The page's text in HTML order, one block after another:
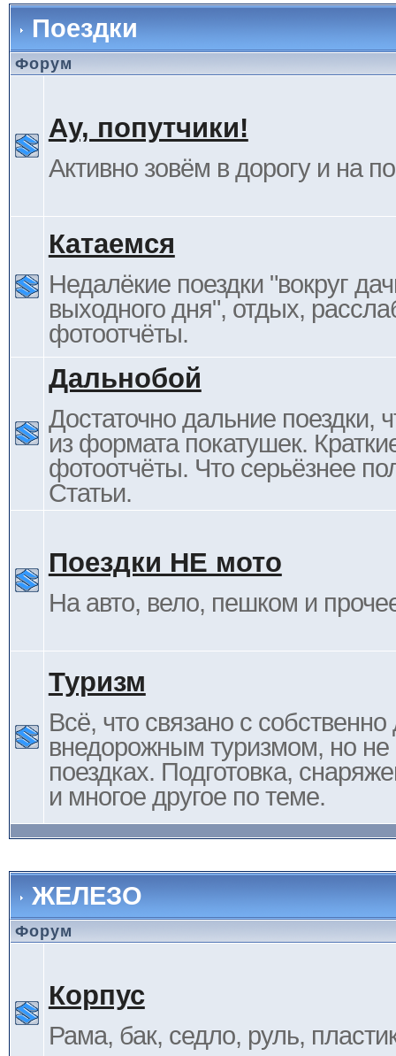
Поездки
Форум
Ау, попутчики!
Активно зовём в дорогу и на
Катаемся
Недалёкие поездки "вокруг
выходного дня", отдых,
фотоотчёты.
Дальнобой
Достаточно дальние поездки,
из формата покатушек.
фотоотчёты. Что серьёзнее
Статьи.
Поездки НЕ мото
На авто, вело, пешком и
Туризм
Всё, что связано с
внедорожным туризмом, но не
поездках. Подготовка,
и многое другое по теме.
ЖЕЛЕЗО
Форум
Корпус
Рама, бак, седло, руль,